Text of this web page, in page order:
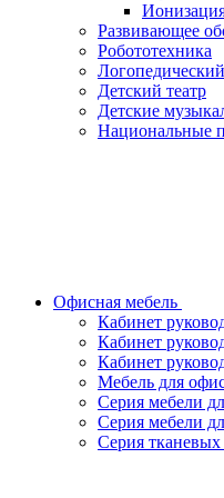
Развивающее
Робототехника
Детский театр
Детские
Национальные
Офисная мебель
Кабинет
Кабинет
Кабинет
Мебель для
Серия мебели
Серия мебели
Серия